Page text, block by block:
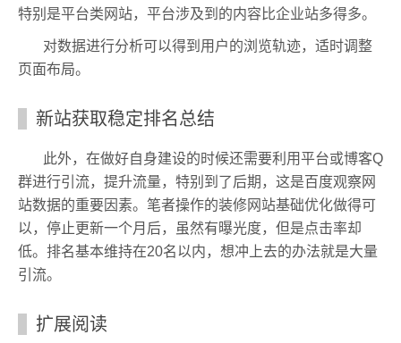
特别是平台类网站，平台涉及到的内容比企业站多得多。
对数据进行分析可以得到用户的浏览轨迹，适时调整
页面布局。
新站获取稳定排名总结
此外，在做好自身建设的时候还需要利用平台或博客Q
群进行引流，提升流量，特别到了后期，这是百度观察网
站数据的重要因素。笔者操作的装修网站基础优化做得可
以，停止更新一个月后，虽然有曝光度，但是点击率却
低。排名基本维持在20名以内，想冲上去的办法就是大量
引流。
扩展阅读